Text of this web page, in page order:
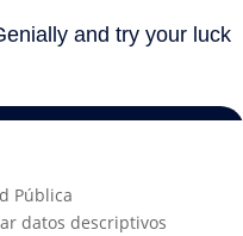
Pública
datos descriptivos